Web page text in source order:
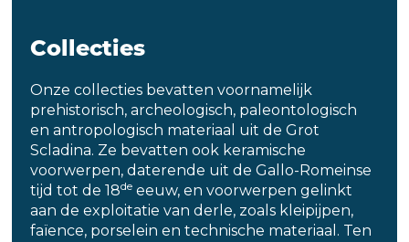
Collecties
Onze collecties bevatten voornamelijk
prehistorisch, archeologisch, paleontologisch
en antropologisch materiaal uit de Grot
Scladina. Ze bevatten ook keramische
voorwerpen, daterende uit de Gallo-Romeinse
tijd tot de 18de eeuw, en voorwerpen gelinkt
aan de exploitatie van derle, zoals kleipijpen,
faïence, porselein en technische materiaal. Ten